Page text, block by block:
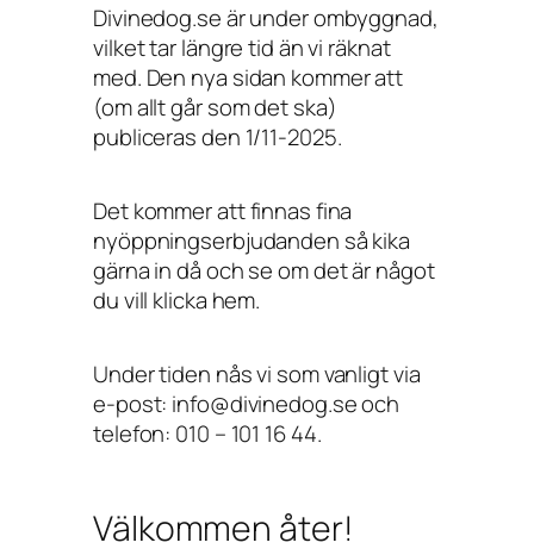
Divinedog.se är under ombyggnad,
vilket tar längre tid än vi räknat
med. Den nya sidan kommer att
(om allt går som det ska)
publiceras den 1/11-2025.
Det kommer att finnas fina
nyöppningserbjudanden så kika
gärna in då och se om det är något
du vill klicka hem.
Under tiden nås vi som vanligt via
e-post: info@divinedog.se och
telefon: 010 – 101 16 44.
Välkommen åter!